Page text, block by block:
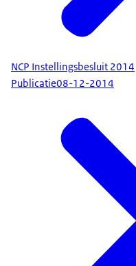
NCP Instellingsbesluit 2014
Publicatie08-12-2014